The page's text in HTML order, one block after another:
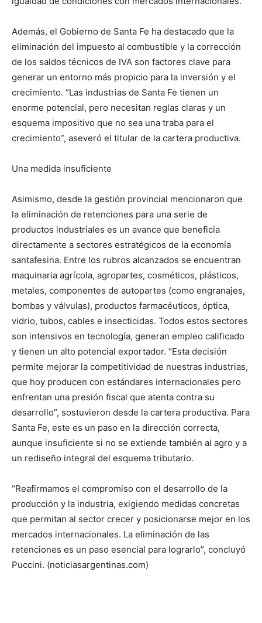
Además, el Gobierno de Santa Fe ha destacado que la
eliminación del impuesto al combustible y la corrección
de los saldos técnicos de IVA son factores clave para
generar un entorno más propicio para la inversión y el
crecimiento. “Las industrias de Santa Fe tienen un
enorme potencial, pero necesitan reglas claras y un
esquema impositivo que no sea una traba para el
crecimiento”, aseveró el titular de la cartera productiva.
Una medida insuficiente
Asimismo, desde la gestión provincial mencionaron que
la eliminación de retenciones para una serie de
productos industriales es un avance que beneficia
directamente a sectores estratégicos de la economía
santafesina. Entre los rubros alcanzados se encuentran
maquinaria agrícola, agropartes, cosméticos, plásticos,
metales, componentes de autopartes (como engranajes,
bombas y válvulas), productos farmacéuticos, óptica,
vidrio, tubos, cables e insecticidas. Todos estos sectores
son intensivos en tecnología, generan empleo calificado
y tienen un alto potencial exportador. “Esta decisión
permite mejorar la competitividad de nuestras industrias,
que hoy producen con estándares internacionales pero
enfrentan una presión fiscal que atenta contra su
desarrollo”, sostuvieron desde la cartera productiva. Para
Santa Fe, este es un paso en la dirección correcta,
aunque insuficiente si no se extiende también al agro y a
un rediseño integral del esquema tributario.
“Reafirmamos el compromiso con el desarrollo de la
producción y la industria, exigiendo medidas concretas
que permitan al sector crecer y posicionarse mejor en los
mercados internacionales. La eliminación de las
retenciones es un paso esencial para lograrlo”, concluyó
Puccini. (noticiasargentinas.com)